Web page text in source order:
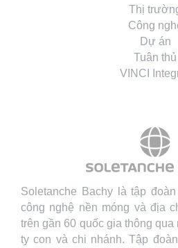
Thị
Công
Dự án
Tuân thủ
VINCI
Soletanche Bachy là tập
công nghệ nền móng và địa
trên gần 60 quốc gia thông
ty con và chi nhánh. Tập